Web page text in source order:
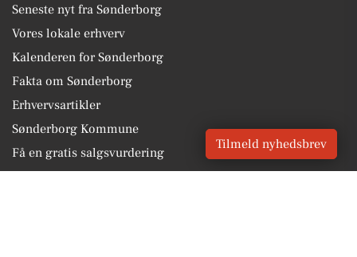
Seneste nyt fra Sønderborg
Vores lokale erhverv
Kalenderen for Sønderborg
Fakta om Sønderborg
Erhvervsartikler
Sønderborg Kommune
Få en gratis salgsvurdering
Tilmeld nyhedsbrev